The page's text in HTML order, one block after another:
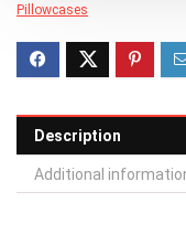
Pillowcases
Description
Additional